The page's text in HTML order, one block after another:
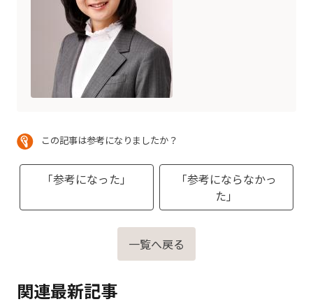
この記事は参考になりましたか？
「参考になった」
「参考にならなかっ
た」
一覧へ戻る
関連最新記事